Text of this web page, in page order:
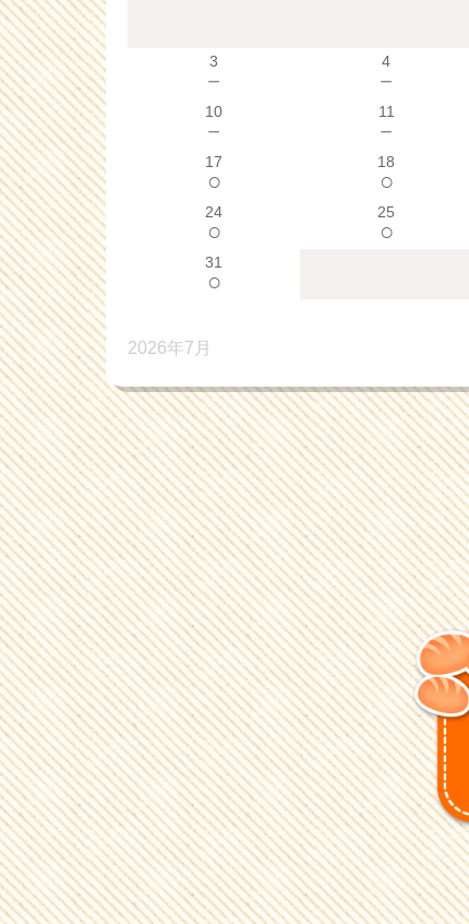
3
－
4
－
10
－
11
－
17
○
18
○
24
○
25
○
31
○
2026年7月